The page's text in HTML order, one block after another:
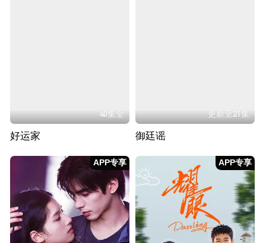
40集全
好运家
更新至21集
御廷谣
APP专享 APP专享